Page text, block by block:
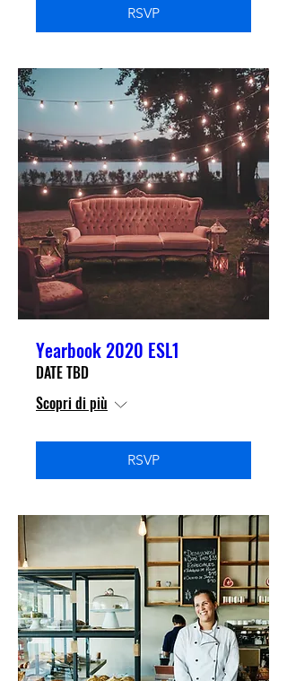
RSVP
Yearbook 2020 ESL1
DATE TBD
Scopri di più
RSVP